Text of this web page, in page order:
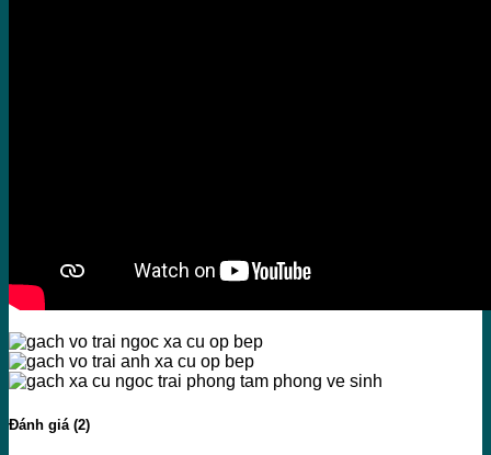
Đánh giá (2)